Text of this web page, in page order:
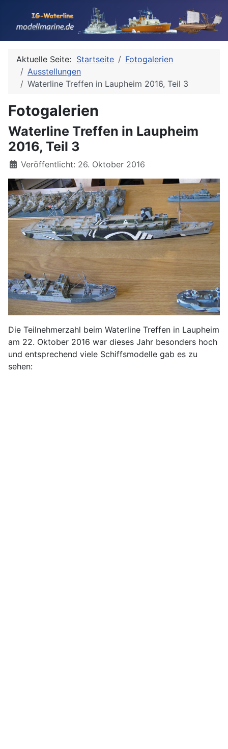
Aktuelle Seite: Startseite
Fotogalerien
Ausstellungen
Waterline Treffen in Laupheim 2016, Teil 3
Fotogalerien
Waterline Treffen in Laupheim
2016, Teil 3
Details
Veröffentlicht: 26. Oktober 2016
Die Teilnehmerzahl beim Waterline Treffen in Laupheim
am 22. Oktober 2016 war dieses Jahr besonders hoch
und entsprechend viele Schiffsmodelle gab es zu
sehen: